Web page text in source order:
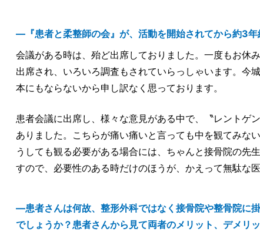
―『患者と柔整師の会』が、活動を開始されてから約3年
会議がある時は、殆ど出席しておりました。一度もお休
出席され、いろいろ調査もされていらっしゃいます。今
本にもならないから申し訳なく思っております。
患者会議に出席し、様々な意見がある中で、〝レントゲ
ありました。こちらが痛い痛いと言っても中を観てみな
うしても観る必要がある場合には、ちゃんと接骨院の先
すので、必要性のある時だけのほうが、かえって無駄な
―患者さんは何故、整形外科ではなく接骨院や整骨院に
でしょうか？患者さんから見て両者のメリット、デメリ